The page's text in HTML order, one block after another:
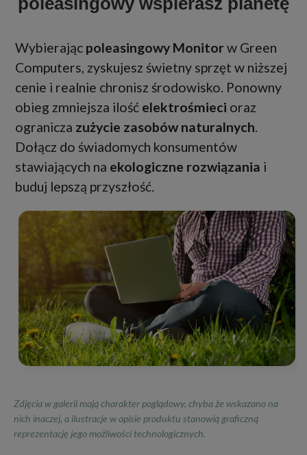
Wybierając poleasingowy Monitorw Green
Computers, zyskujesz świetny sprzęt w niższej
cenie i realnie chronisz środowisko. Ponowny
obieg zmniejsza ilość elektrośmieci oraz
ogranicza zużycie zasobów naturalnych.
Dołącz do świadomych konsumentów
stawiających na ekologiczne rozwiązania i
buduj lepszą przyszłość.
Zdjęcia w galerii mają charakter poglądowy, chyba że wskazano na
nich inaczej, a ilustracje w opisie produktu stanowią graficzną
reprezentację jego możliwości technologicznych.